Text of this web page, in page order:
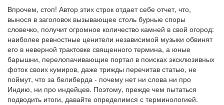
Впрочем, стоп! Автор этих строк отдает себе отчет, что,
вынося в заголовок вызывающее столь бурные споры
словечко, получит огромное количество камней в свой огород:
наиболее ревностные ценители независимой музыки обвинят
его в неверной трактовке священного термина, а юные
барышни, перелопачивающие портал в поисках эксклюзивных
фоток своих кумиров, даже трижды перечитав статью, не
поймут, что за белиберда - почему нет ни слова ни про
Индию, ни про индейцев. Поэтому, прежде чем пытаться
подводить итоги, давайте определимся с терминологией.